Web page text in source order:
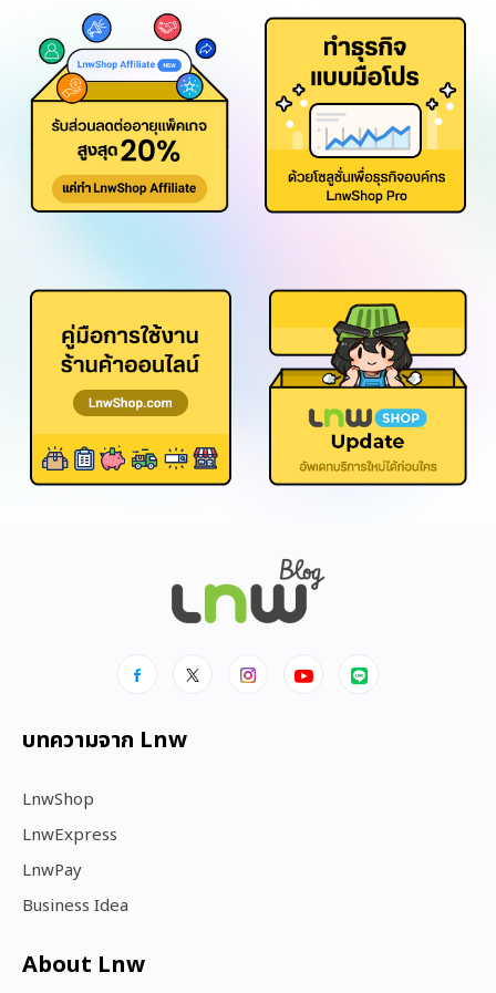
บทความจาก Lnw
LnwShop
LnwExpress
LnwPay
Business Idea
About Lnw​